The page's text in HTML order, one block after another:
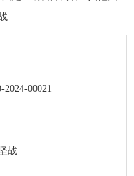
2024-00021
战